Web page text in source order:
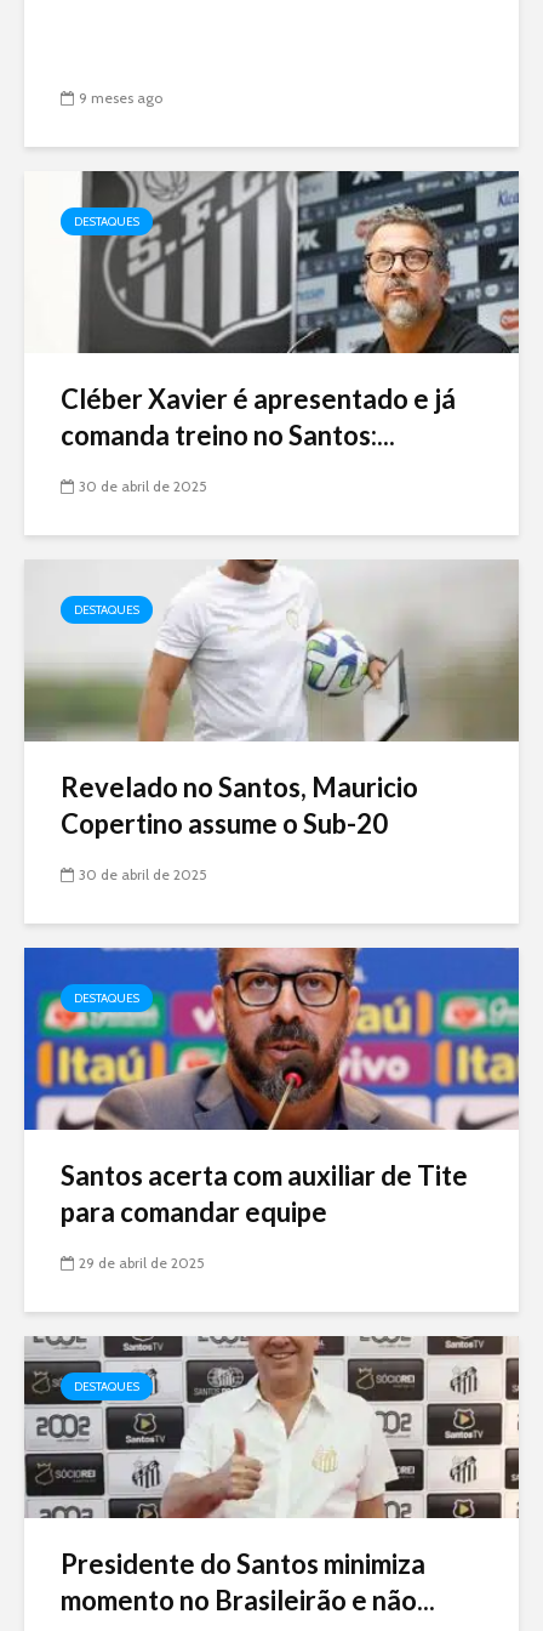
9 meses ago
DESTAQUES
Cléber Xavier é apresentado e já
comanda treino no Santos:...
30 de abril de 2025
DESTAQUES
Revelado no Santos, Mauricio
Copertino assume o Sub-20
30 de abril de 2025
DESTAQUES
Santos acerta com auxiliar de Tite
para comandar equipe
29 de abril de 2025
DESTAQUES
Presidente do Santos minimiza
momento no Brasileirão e não...